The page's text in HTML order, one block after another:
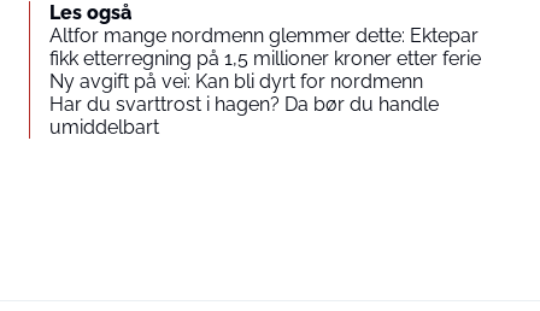
Les også
Altfor mange nordmenn glemmer dette: Ektepar
fikk etterregning på 1,5 millioner kroner etter ferie
Ny avgift på vei: Kan bli dyrt for nordmenn
Har du svarttrost i hagen? Da bør du handle
umiddelbart